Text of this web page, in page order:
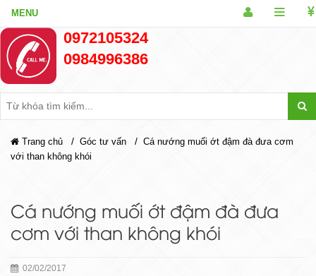
0972105324
0984996386
Trang chủ / Góc tư vấn / Cá nướng muối ớt đậm đà đưa cơm
với than không khói
Cá nướng muối ớt đậm đà đưa
cơm với than không khói
02/02/2017